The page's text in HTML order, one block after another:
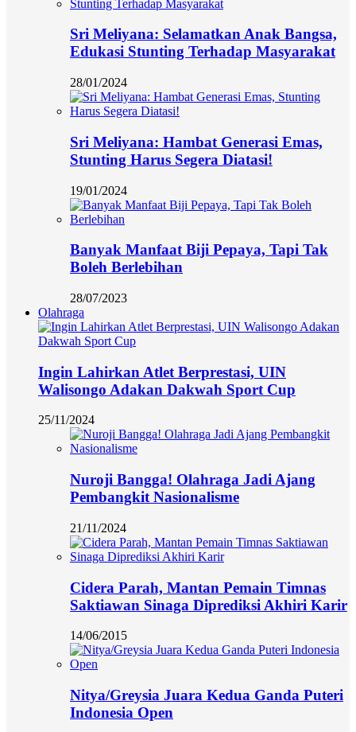
Sri Meliyana: Selamatkan Anak Bangsa,
Edukasi Stunting Terhadap Masyarakat
28/01/2024
Sri Meliyana: Hambat Generasi Emas,
Stunting Harus Segera Diatasi!
19/01/2024
Banyak Manfaat Biji Pepaya, Tapi Tak
Boleh Berlebihan
28/07/2023
Olahraga
Ingin Lahirkan Atlet Berprestasi, UIN
Walisongo Adakan Dakwah Sport Cup
25/11/2024
Nuroji Bangga! Olahraga Jadi Ajang
Pembangkit Nasionalisme
21/11/2024
Cidera Parah, Mantan Pemain Timnas
Saktiawan Sinaga Diprediksi Akhiri Karir
14/06/2015
Nitya/Greysia Juara Kedua Ganda Puteri
Indonesia Open